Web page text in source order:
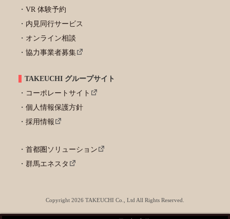
VR 体験予約
内見同行サービス
オンライン相談
協力事業者募集
TAKEUCHI グループサイト
コーポレートサイト
個人情報保護方針
採用情報
首都圏ソリューション
群馬エネスタ
Copyright 2026 TAKEUCHI Co., Ltd All Rights Reserved.